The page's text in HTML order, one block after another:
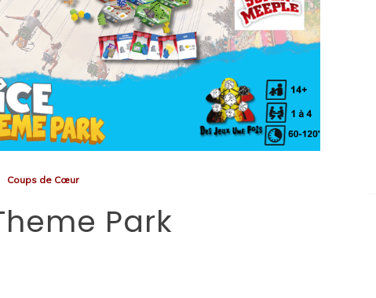
Coups de Cœur
Park